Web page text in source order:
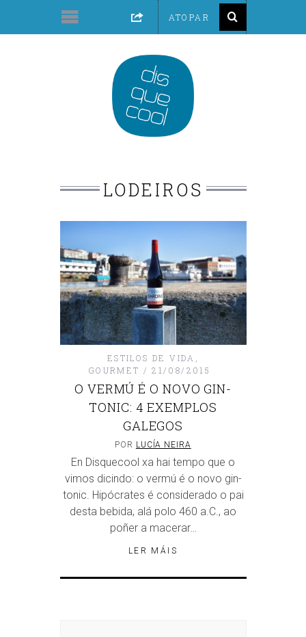
LODEIROS
ESTILOS DE VIDA
GOURMET
21/08/2015
O VERMÚ É O NOVO GIN-
TONIC: 4 EXEMPLOS
GALEGOS
POR LUCÍA NEIRA
En Disquecool xa hai tempo que o
vimos dicindo: o vermú é o novo gin-
tonic. Hipócrates é considerado o pai
desta bebida, alá polo 460 a.C., ao
poñer a macerar…
LER MÁIS